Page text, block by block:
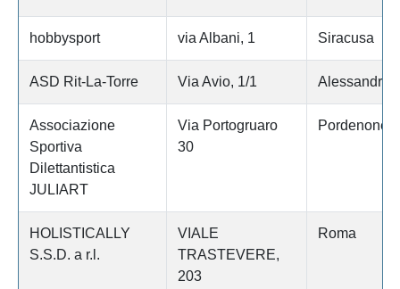
hobbysport via Albani, 1 Siracusa
ASD Rit-La-Torre Via Avio, 1/1 Alessandria
Associazione
Sportiva
Dilettantistica
JULIART
Via Portogruaro
30
Pordenone
HOLISTICALLY
S.S.D. a r.l.
VIALE
TRASTEVERE,
203
Roma